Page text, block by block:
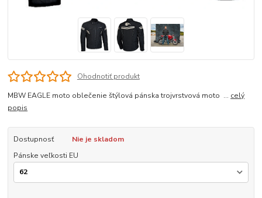
Ohodnotiť produkt
MBW EAGLE moto oblečenie štýlová pánska trojvrstvová moto ... celý
popis
Dostupnosť
Nie je skladom
Pánske veľkosti EU